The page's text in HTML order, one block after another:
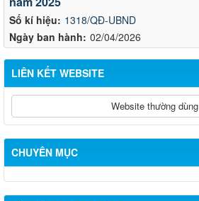
Số kí hiệu: 1318/QĐ-UBND
Ngày ban hành: 02/04/2026
LIÊN KẾT WEBSITE
Website thường dùng
CHUYÊN MỤC